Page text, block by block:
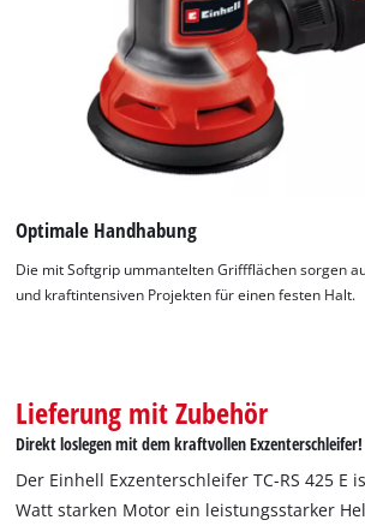
Optimale Handhabung
Die mit Softgrip ummantelten Griffflächen sorgen
und kraftintensiven Projekten für einen festen Halt.
Lieferung mit Zubehör
Direkt loslegen mit dem kraftvollen Exzenterschleifer!
Der Einhell Exzenterschleifer TC-RS 425 E
Watt starken Motor ein leistungsstarker